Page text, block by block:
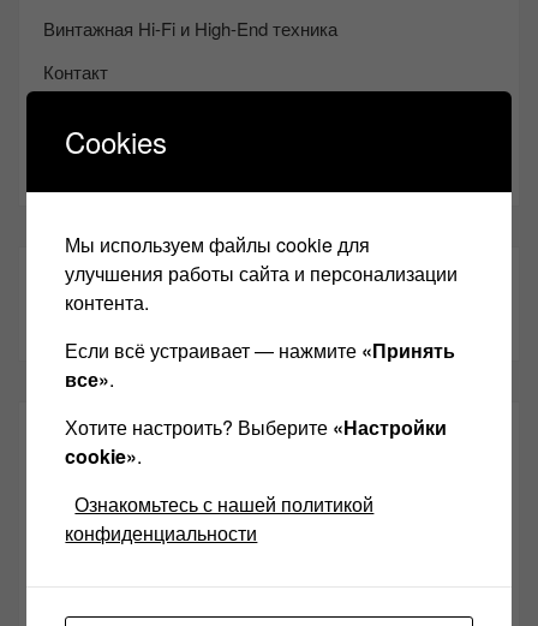
Винтажная Hi-Fi и High-End техника
Контакт
Youtube
ТАКЖЕ ЧИТАЕМ:
СВЕЖИЕ ЗАПИСИ
Возьмите друга в салон Hi-Fi техники
Cookies
Мы используем файлы cookie для
улучшения работы сайта и персонализации
контента.
Если всё устраивает — нажмите «Принять
все».
Хотите настроить? Выберите «Настройки
cookie».
Ознакомьтесь с нашей политикой
конфиденциальности